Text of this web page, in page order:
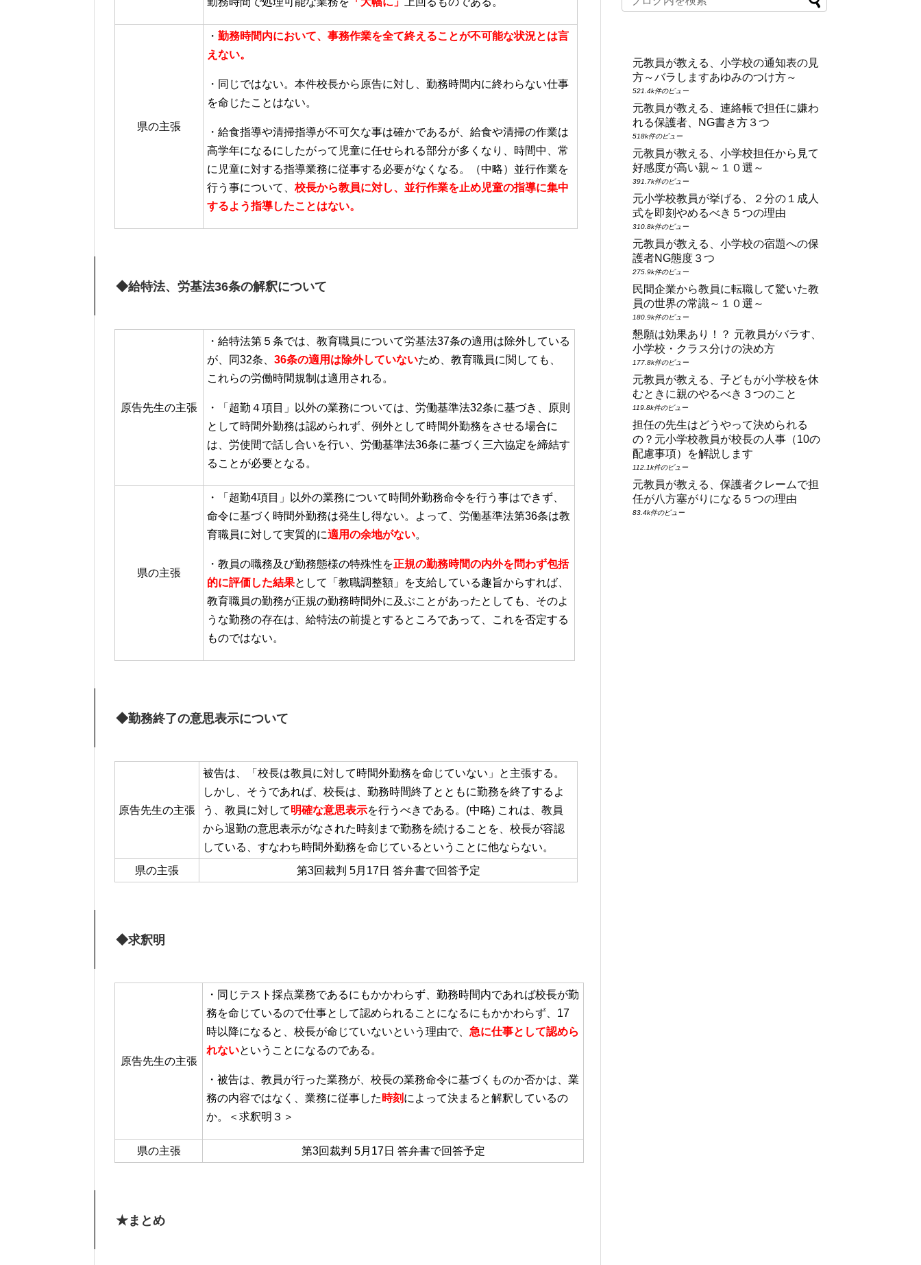
県の主張
・ 勤務時間内において、事務作業を全て終えることが不可能な状況とは言
えない。
・同じではない。本件校長から原告に対し、勤務時間内に終わらない仕事
を命じたことはない。
・給食指導や清掃指導が不可欠な事は確かであるが、給食や清掃の作業は
高学年になるにしたがって児童に任せられる部分が多くなり、時間中、常
に児童に対する指導業務に従事する必要がなくなる。（中略）並行作業を
行う事について、 校長から教員に対し、並行作業を止め児童の指導に集中
するよう指導したことはない。
◆給特法、労基法36条の解釈について
原告先生の主張
・給特法第５条では、教育職員について労基法37条の適用は除外している
が、同32条、 36条の適用は除外していないため 、教育職員に関しても、
これらの労働時間規制は適用される。
・「超勤４項目」以外の業務については、労働基準法32条に基づき、原則
として時間外勤務は認められず、例外として時間外勤務をさせる場合に
は、労使間で話し合いを行い、労働基準法36条に基づく三六協定を締結す
ることが必要となる。
県の主張
・「超勤4項目」以外の業務について時間外勤務命令を行う事はできず、
命令に基づく時間外勤務は発生し得ない。よって、労働基準法第36条は教
育職員に対して実質的に適用の余地がない。
・教員の職務及び勤務態様の特殊性を正規の勤務時間の内外を問わず包括
的に評価した結果として「教職調整額」を支給している趣旨からすれば、
教育職員の勤務が正規の勤務時間外に及ぶことがあったとしても、そのよ
うな勤務の存在は、給特法の前提とするところであって、これを否定する
ものではない。
◆勤務終了の意思表示について
原告先生の主張
被告は、「校長は教員に対して時間外勤務を命じていない」と主張する。
しかし、そうであれば、校長は、勤務時間終了とともに勤務を終了するよ
う、教員に対して明確な意思表示を行うべきである。(中略) これは、教員
から退勤の意思表示がなされた時刻まで勤務を続けることを、校長が容認
している、すなわち時間外勤務を命じているということに他ならない。
県の主張
第3回裁判 5月17日 答弁書で回答予定
◆求釈明
原告先生の主張
・同じテスト採点業務であるにもかかわらず、勤務時間内であれば校長が勤
務を命じているので仕事として認められることになるにもかかわらず、17
時以降になると、校長が命じていないという理由で、 急に仕事として認めら
れないということになるのである。
・被告は、教員が行った業務が、校長の業務命令に基づくものか否かは、業
務の内容ではなく、業務に従事した 時刻 によって決まると解釈しているの
か。＜求釈明３＞
県の主張 第3回裁判 5月17日 答弁書で回答予定
★まとめ
元教員が教える、小学校の通知表の見
方～バラしますあゆみのつけ方～
521.4k件のビュー
元教員が教える、連絡帳で担任に嫌わ
れる保護者、NG書き方３つ
518k件のビュー
元教員が教える、小学校担任から見て
好感度が高い親～１０選～
391.7k件のビュー
元小学校教員が挙げる、２分の１成人
式を即刻やめるべき５つの理由
310.8k件のビュー
元教員が教える、小学校の宿題への保
護者NG態度３つ
275.9k件のビュー
民間企業から教員に転職して驚いた教
員の世界の常識～１０選～
180.9k件のビュー
懇願は効果あり！？ 元教員がバラす、
小学校・クラス分けの決め方
177.8k件のビュー
元教員が教える、子どもが小学校を休
むときに親のやるべき３つのこと
119.8k件のビュー
担任の先生はどうやって決められる
の？元小学校教員が校長の人事（10の
配慮事項）を解説します
112.1k件のビュー
元教員が教える、保護者クレームで担
任が八方塞がりになる５つの理由
83.4k件のビュー